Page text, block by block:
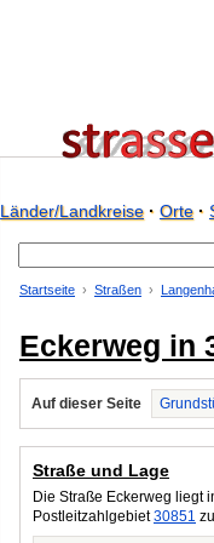
Länder/Landkreise· Orte·
Startseite Straßen
Eckerweg in
Auf dieser Seite
Straße und Lage
Die Straße Eckerweg liegt
Postleitzahlgebiet30851